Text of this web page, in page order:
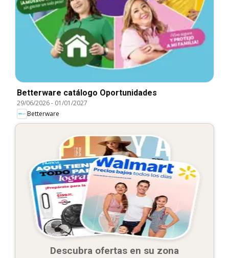
Betterware catálogo Oportunidades
29/06/2026- 01/01/2027
Betterware
Descubra ofertas en su zona